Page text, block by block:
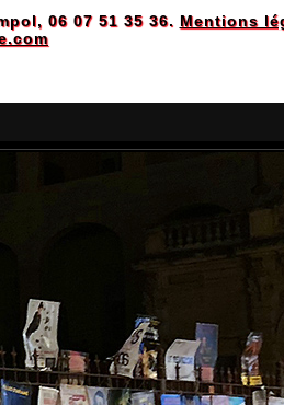
06 07 51 35 36. Mentions